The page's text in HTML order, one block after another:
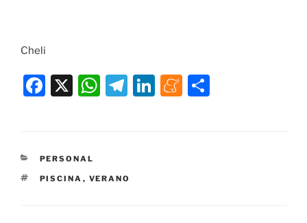
Cheli
F
e
b
X
W
A
T
a
Li M
CATEGORÍAS
PERSONAL
ETIQUETAS
PISCINA , VERANO